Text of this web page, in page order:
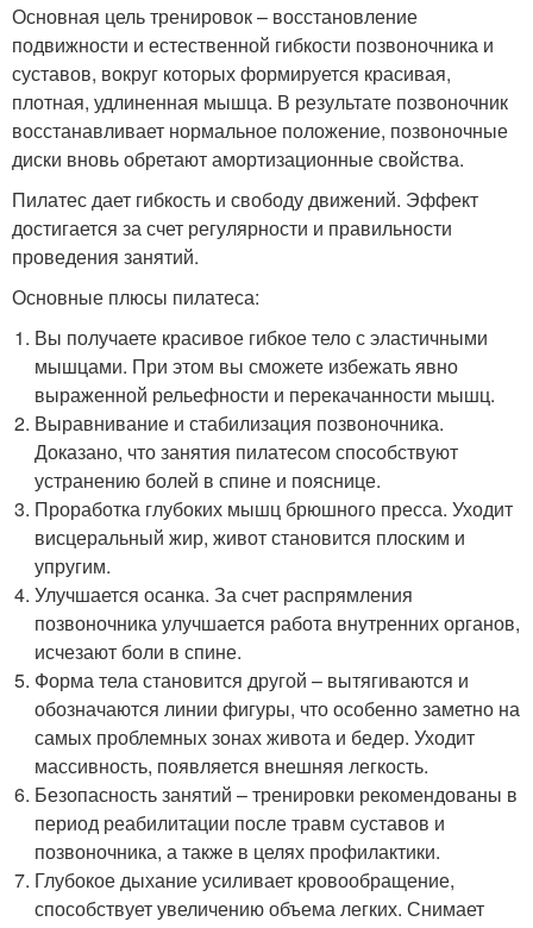
Основная цель тренировок – восстановление
подвижности и естественной гибкости позвоночника и
суставов, вокруг которых формируется красивая,
плотная, удлиненная мышца. В результате позвоночник
восстанавливает нормальное положение, позвоночные
диски вновь обретают амортизационные свойства.
Пилатес дает гибкость и свободу движений. Эффект
достигается за счет регулярности и правильности
проведения занятий.
Основные плюсы пилатеса:
Вы получаете красивое гибкое тело с эластичными
мышцами. При этом вы сможете избежать явно
выраженной рельефности и перекачанности мышц.
Выравнивание и стабилизация позвоночника.
Доказано, что занятия пилатесом способствуют
устранению болей в спине и пояснице.
Проработка глубоких мышц брюшного пресса. Уходит
висцеральный жир, живот становится плоским и
упругим.
Улучшается осанка. За счет распрямления
позвоночника улучшается работа внутренних органов,
исчезают боли в спине.
Форма тела становится другой – вытягиваются и
обозначаются линии фигуры, что особенно заметно на
самых проблемных зонах живота и бедер. Уходит
массивность, появляется внешняя легкость.
Безопасность занятий – тренировки рекомендованы в
период реабилитации после травм суставов и
позвоночника, а также в целях профилактики.
Глубокое дыхание усиливает кровообращение,
способствует увеличению объема легких. Снимает